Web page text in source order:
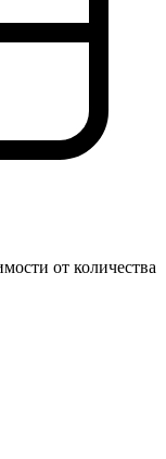
от количества